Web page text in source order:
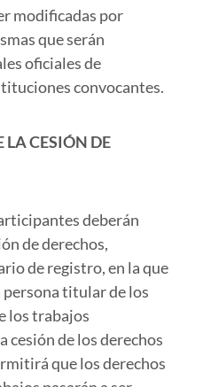
modificadas por
que serán
oficiales de
convocantes.
LA CESIÓN DE
deberán
de derechos,
de registro, en la que
titular de los
los trabajos
cesión de los derechos
que los derechos